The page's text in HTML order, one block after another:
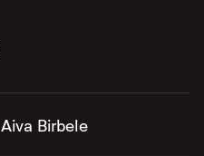
Aiva Birbele